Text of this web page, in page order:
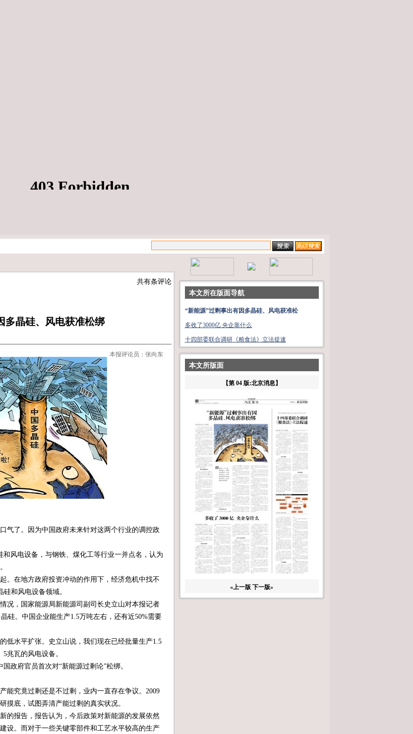
共有条评论
多晶硅、风电获准松绑
本报评论员：张向东
了。因为中国政府未来针对这两个行业的调控政
风电设备，与钢铁、煤化工等行业一并点名，认为
在地方政府投资冲动的作用下，经济危机中找不
和风电设备领域。
，国家能源局新能源司副司长史立山对本报记者
硅。中国企业能生产1.5万吨左右，还有近50%需要
水平扩张。史立山说，我们现在已经批量生产1.5
兆瓦的风电设备。
府官员首次对“新能源过剩论”松绑。
究竟过剩还是不过剩，业内一直存在争议。2009
摸底，试图弄清产能过剩的真实状况。
报告，报告认为，今后政策对新能源的发展依然
设。而对于一些关键零部件和工艺水平较高的生产
本文所在版面导航
“新能源”过剩事出有因多晶硅、风电获准松
多收了3000亿 央企靠什么
十四部委联合调研《粮食法》立法提速
本文所版面
【第 04 版:北京消息】
«上一版 下一版»